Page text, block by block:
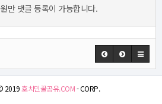
만 댓글 등록이 가능합니다.
2019호치민꿀공유.COM- CORP.